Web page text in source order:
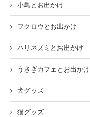
小鳥とお出かけ
フクロウとお出かけ
ハリネズミとお出かけ
うさぎカフェとお出かけ
犬グッズ
猫グッズ